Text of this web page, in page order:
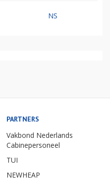
NS
PARTNERS
Vakbond Nederlands
Cabinepersoneel
TUI
NEWHEAP